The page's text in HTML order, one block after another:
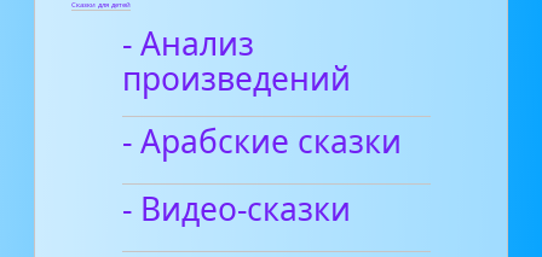
Сказки для детей
- Анализ
произведений
- Арабские сказки
- Видео-сказки